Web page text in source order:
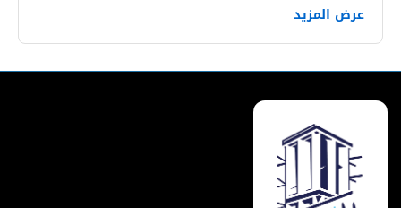
عرض المزيد